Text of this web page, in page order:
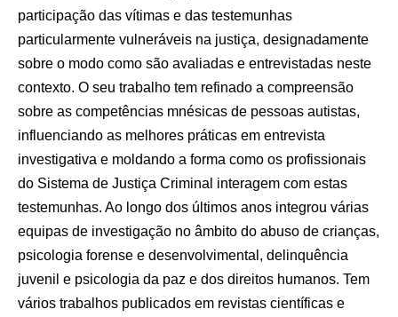
participação das vítimas e das testemunhas
particularmente vulneráveis na justiça, designadamente
sobre o modo como são avaliadas e entrevistadas neste
contexto. O seu trabalho tem refinado a compreensão
sobre as competências mnésicas de pessoas autistas,
influenciando as melhores práticas em entrevista
investigativa e moldando a forma como os profissionais
do Sistema de Justiça Criminal interagem com estas
testemunhas. Ao longo dos últimos anos integrou várias
equipas de investigação no âmbito do abuso de crianças,
psicologia forense e desenvolvimental, delinquência
juvenil e psicologia da paz e dos direitos humanos. Tem
vários trabalhos publicados em revistas científicas e